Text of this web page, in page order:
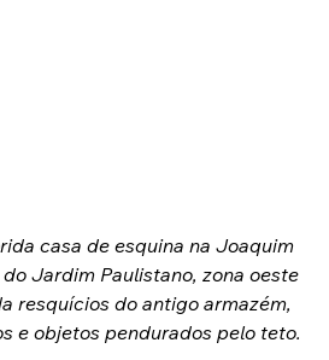
casa de esquina na Joaquim
Jardim Paulistano, zona oeste
resquícios do antigo armazém,
e objetos pendurados pelo teto.